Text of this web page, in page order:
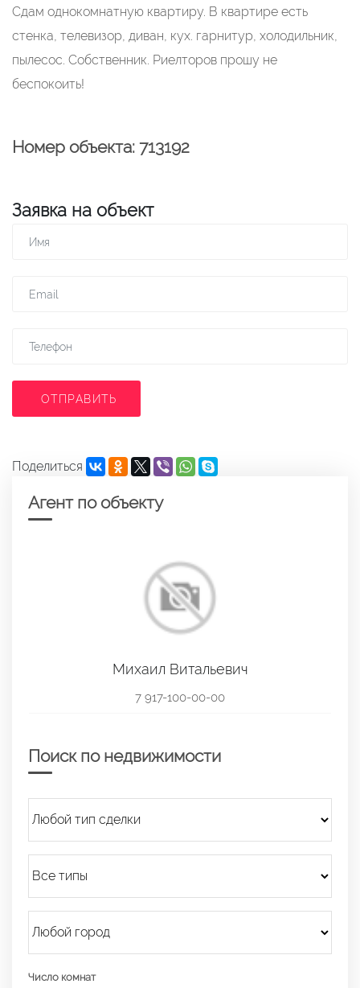
Сдам однокомнатную квартиру. В квартире есть
стенка, телевизор, диван, кух. гарнитур, холодильник,
пылесос. Собственник. Риелторов прошу не
беспокоить!
Номер объекта: 713192
Заявка на объект
ОТПРАВИТЬ
Поделиться
Агент по объекту
Михаил Витальевич
7 917-100-00-00
Поиск по недвижимости
Число комнат